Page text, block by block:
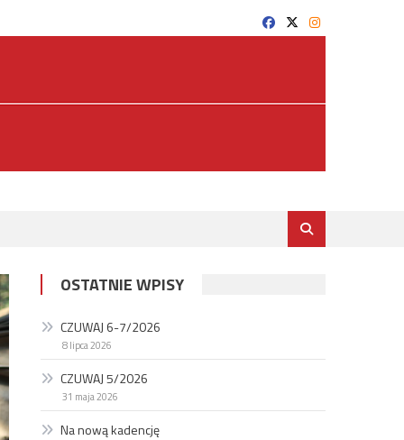
OSTATNIE WPISY
CZUWAJ 6-7/2026
8 lipca 2026
CZUWAJ 5/2026
31 maja 2026
Na nową kadencję